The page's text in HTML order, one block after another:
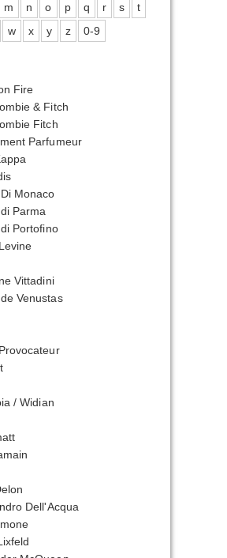
m n o p q r s
t
w x y z 0-9
Fire
& Fitch
Fitch
Parfumeur
Monaco
Parma
Portofino
Vittadini
Venustas
/ Widian
Dell'Acqua